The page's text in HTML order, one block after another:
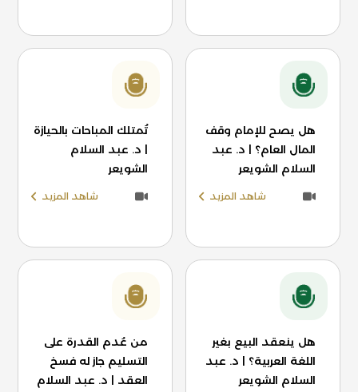
هل يصح للإمام وقف
المال العام؟ | د. عبد
السلام الشويعر
شاهد المزيد
تُمتلك المباحات بالحيازة
| د. عبد السلام
الشويعر
شاهد المزيد
هل ينعقد البيع بغير
اللغة العربية؟ | د. عبد
السلام الشويعر
من عُدم القدرة على
التسليم جاز له فسخ
العقد | د. عبد السلام